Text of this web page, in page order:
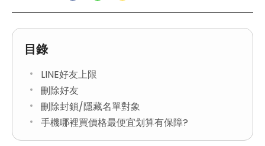
目錄
LINE好友上限
刪除好友
刪除封鎖/隱藏名單對象
手機哪裡買價格最便宜划算有保障?